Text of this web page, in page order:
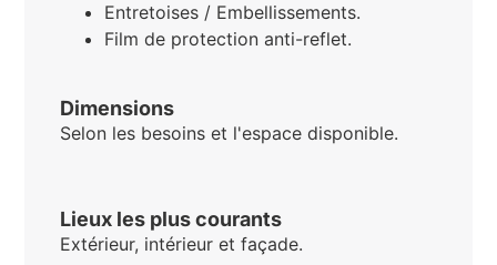
Entretoises / Embellissements.
Film de protection anti-reflet.
Dimensions
Selon les besoins et l'espace disponible.
Lieux les plus courants
Extérieur, intérieur et façade.